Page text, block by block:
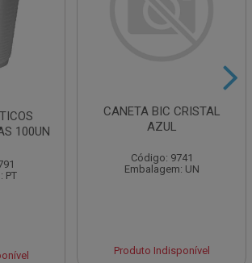
100UN
PT
CANETA BIC CRISTAL
AZUL
Código: 9741
Embalagem: UN
Produto Indisponível